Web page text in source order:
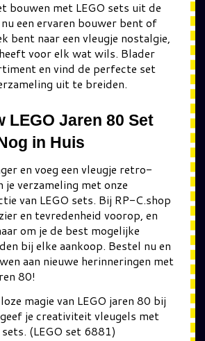
bouwen met LEGO sets uit de
een ervaren bouwer bent of
bent naar een vleugje nostalgie,
voor elk wat wils. Blader
en vind de perfecte set
uit te breiden.
LEGO Jaren 80 Set
in Huis
en voeg een vleugje retro-
je verzameling met onze
van LEGO sets. Bij RP-C.shop
en tevredenheid voorop, en
om je de best mogelijke
bij elke aankoop. Bestel nu en
aan nieuwe herinneringen met
80!
magie van LEGO jaren 80 bij
je creativiteit vleugels met
(LEGO set 6881)